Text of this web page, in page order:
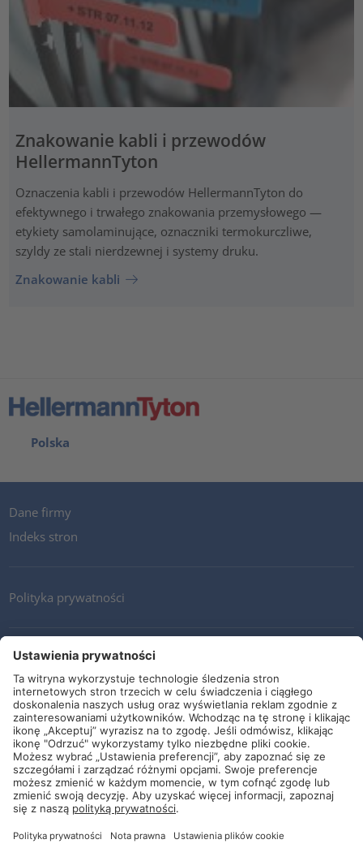
Znakowanie kabli i przewodów
HellermannTyton
Oznaczenia kabli i przewodów HellermannTyton do
efektywnego i trwałego znakowania przemysłowego —
etykiety samolaminujące, oznaczniki termokurczliwe,
szyldy ze stali nierdzewnej i systemy druku.
Znakowanie kabli
Polska
Dane firmy
Indeks stron
Polityka prywatności
Kontakt
Newsletter
Ogólne warunki i dostawy
Wytyczne i zobowiązania
Media społecznościowe